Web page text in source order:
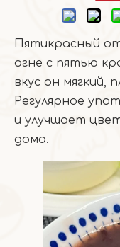
Пятикрасный
огне с пятью
вкус он мягкий,
Регулярное
и улучшает
дома.